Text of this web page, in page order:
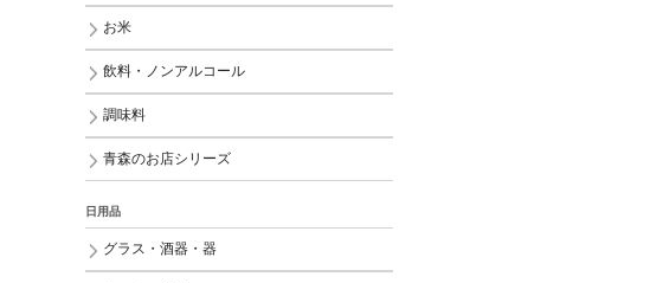
お米
飲料・ノンアルコール
調味料
青森のお店シリーズ
日用品
グラス・酒器・器